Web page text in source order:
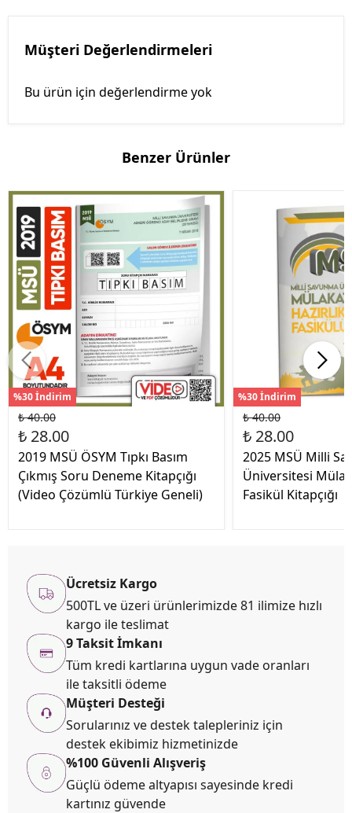
Müşteri Değerlendirmeleri
Bu ürün için değerlendirme yok
Benzer Ürünler
%30 İndirim
₺ 40.00
₺ 28.00
2019 MSÜ ÖSYM Tıpkı Basım
Çıkmış Soru Deneme Kitapçığı
(Video Çözümlü Türkiye Geneli)
%30 İndirim
₺ 40.00
₺ 28.00
2025 MSÜ Milli
Üniversitesi
Fasikül Kitapçığı
Ücretsiz Kargo
500TL ve üzeri ürünlerimizde 81 ilimize hızlı
kargo ile teslimat
9 Taksit İmkanı
Tüm kredi kartlarına uygun vade oranları
ile taksitli ödeme
Müşteri Desteği
Sorularınız ve destek talepleriniz için
destek ekibimiz hizmetinizde
%100 Güvenli Alışveriş
Güçlü ödeme altyapısı sayesinde kredi
kartınız güvende